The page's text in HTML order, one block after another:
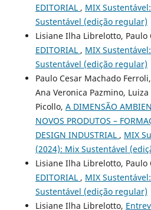
EDITORIAL , MIX
Sustentável (edição regular)
Lisiane Ilha Librelotto, Paulo
EDITORIAL , MIX
Sustentável (edição regular)
Paulo Cesar Machado
Ana Veronica Pazmino,
Picollo, A DIMENSÃO
NOVOS PRODUTOS –
DESIGN INDUSTRIAL , MIX
(2024): Mix Sustentável
Lisiane Ilha Librelotto, Paulo
EDITORIAL , MIX
Sustentável (edição regular)
Lisiane Ilha Librelotto,